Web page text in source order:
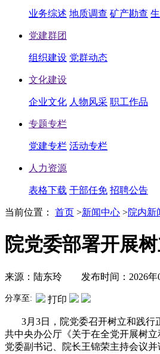
业务综述 地质调查 矿产勘查
党建群团
组织建设 党群动态
文化建设
企业文化 人物风采 职工作品
专题专栏
党建专栏 活动专栏
人力资源
表格下载 干部任免 招聘公告
当前位置： 首页 >新闻中心 >院内新
院党委部署开展
来源：陆东玲 发布时间：2026
分享至: 打印
3月3日，院党委召开树立和践行
共中央办公厅《关于在全党开展树
党委副书记、院长王锦荣主持会议